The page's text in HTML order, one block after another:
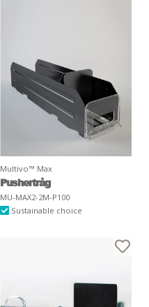
Multivo™ Max
Pushertråg
MU-MAX2-2M-P100
Sustainable choice